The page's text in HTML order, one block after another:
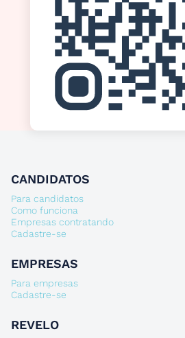
CANDIDATOS
Para candidatos
Como funciona
Empresas contratando
Cadastre-se
EMPRESAS
Para empresas
Cadastre-se
REVELO